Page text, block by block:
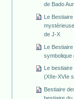
de Bado
Le
de J-X
Le
symbolique
Le
(XIIe-XVIe
Bestiaire